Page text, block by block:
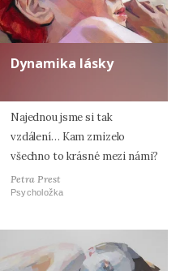
Dynamika lásky
Najednou jsme si tak
vzdálení… Kam zmizelo
všechno to krásné mezi námi?
Petra Prest
Psycholožka